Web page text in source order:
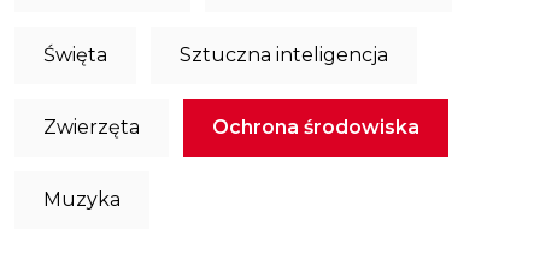
Święta Sztuczna inteligencja
Zwierzęta Ochrona środowiska
Muzyka